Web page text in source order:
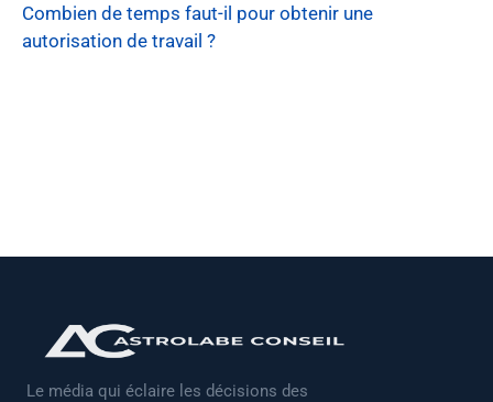
Combien de temps faut-il pour obtenir une
autorisation de travail ?
Le média qui éclaire les décisions des